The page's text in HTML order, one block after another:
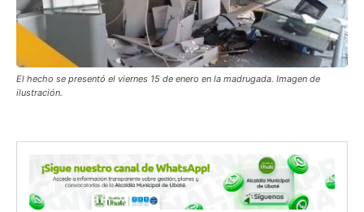
El hecho se presentó el viernes 15 de enero en la madrugada. Imagen de
ilustración.